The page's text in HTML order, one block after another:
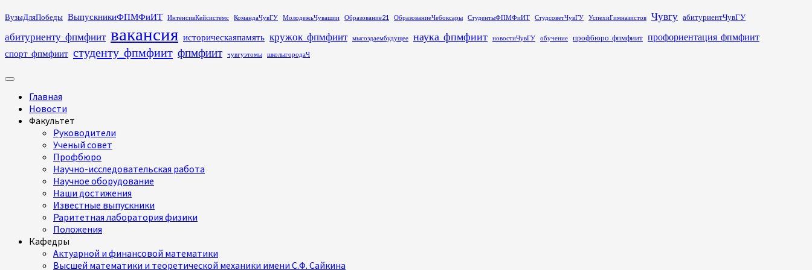
Перейти
содержимому
ВузыДляПобеды ВыпускникиФПМФиИТ ИнтенсивКейсистемс КомандаЧувГУ МолодежьЧувашии Образование21 ОбразованиеЧебоксары СтудентыФПМФиИТ СтудсоветЧувГУ УспехиГимназистов Чувгу абитуриентЧувГУ
абитуриенту_фпмфиит вакансия историческаяпамять кружок_фпмфиит мысоздаембудущее наука_фпмфиит новостиЧувГУ обучение профбюро_фпмфиит профориентация_фпмфиит
спорт_фпмфиит студенту_фпмфиит фпмфиит чувгуэтомы школыгородаЧ
Основное
Главная
Новости
Факультет
Руководители
Ученый совет
Профбюро
Научно-исследовательская работа
Научное оборудование
Наши достижения
Известные выпускники
Раритетная лаборатория физики
Положения
Кафедры
Актуарной и финансовой математики
Высшей математики и теоретической механики имени С.Ф. Сайкина